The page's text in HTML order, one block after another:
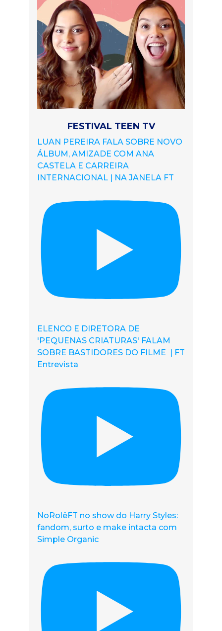
FESTIVAL TEEN TV
LUAN PEREIRA FALA SOBRE NOVO
ÁLBUM, AMIZADE COM ANA
CASTELA E CARREIRA
INTERNACIONAL | NA JANELA FT
ELENCO E DIRETORA DE
'PEQUENAS CRIATURAS' FALAM
SOBRE BASTIDORES DO FILME | FT
Entrevista
NoRolêFT no show do Harry Styles:
fandom, surto e make intacta com
Simple Organic